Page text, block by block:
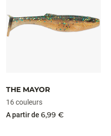
THE MAYOR
16 couleurs
A partir de 6,99 €